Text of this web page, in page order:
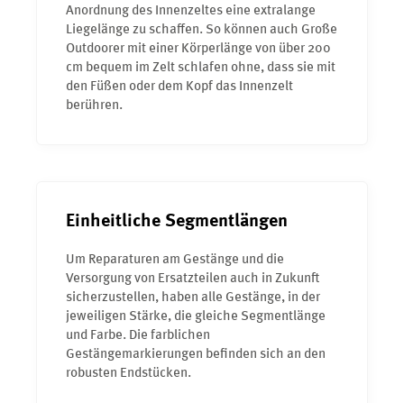
Anordnung des Innenzeltes eine extralange
Liegelänge zu schaffen. So können auch Große
Outdoorer mit einer Körperlänge von über 200
cm bequem im Zelt schlafen ohne, dass sie mit
den Füßen oder dem Kopf das Innenzelt
berühren.
Einheitliche Segmentlängen
Um Reparaturen am Gestänge und die
Versorgung von Ersatzteilen auch in Zukunft
sicherzustellen, haben alle Gestänge, in der
jeweiligen Stärke, die gleiche Segmentlänge
und Farbe. Die farblichen
Gestängemarkierungen befinden sich an den
robusten Endstücken.